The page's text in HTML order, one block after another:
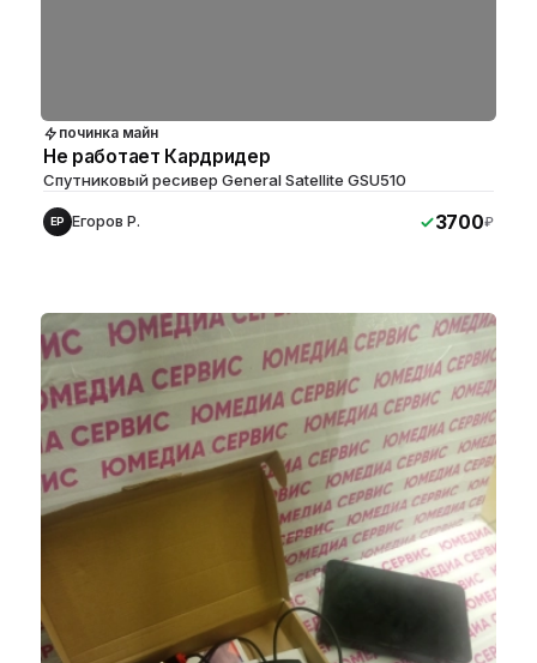
починка майн
Не работает Кардридер
Спутниковый ресивер General Satellite GSU510
ЕР Егоров Р. 3700₽